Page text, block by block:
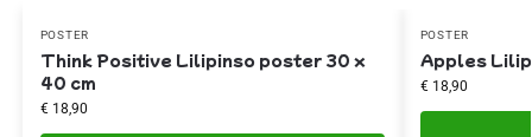
POSTER
Think Positive Lilipinso poster 30 x
40 cm
€18,90
POSTER
Apples
€18,90